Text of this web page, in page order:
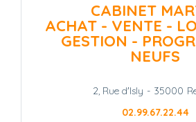
CABINET
ACHAT - VENTE -
GESTION -
NEUFS
2, Rue d'Isly - 35000
02.99.67.22.44